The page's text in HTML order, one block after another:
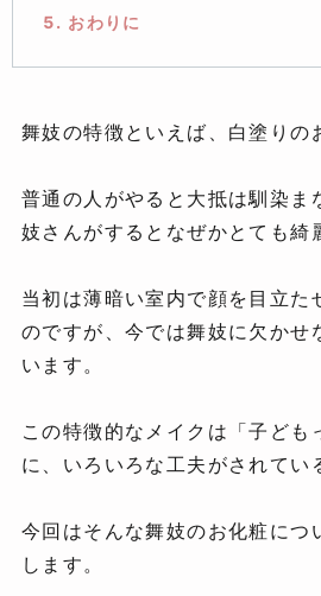
5. おわりに
舞妓の特徴といえば、白塗りの
普通の人がやると大抵は馴染ま
妓さんがするとなぜかとても綺
当初は薄暗い室内で顔を目立た
のですが、今では舞妓に欠かせ
います。
この特徴的なメイクは「子ども
に、いろいろな工夫がされてい
今回はそんな舞妓のお化粧につ
します。